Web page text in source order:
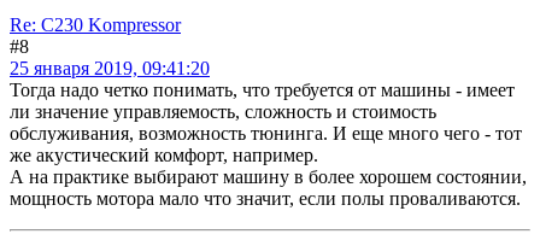
Re: C230 Kompressor
#8
25 января 2019, 09:41:20
Тогда надо четко понимать, что требуется от машины - имеет
ли значение управляемость, сложность и стоимость
обслуживания, возможность тюнинга. И еще много чего - тот
же акустический комфорт, например.
А на практике выбирают машину в более хорошем состоянии,
мощность мотора мало что значит, если полы проваливаются.